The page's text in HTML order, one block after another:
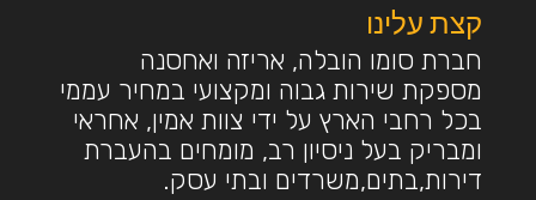
קצת עלינו
חברת סומו הובלה, אריזה ואחסנה
מספקת שירות גבוה ומקצועי במחיר עממי
בכל רחבי הארץ על ידי צוות אמין, אחראי
ומבריק בעל ניסיון רב, מומחים בהעברת
דירות,בתים,משרדים ובתי עסק.